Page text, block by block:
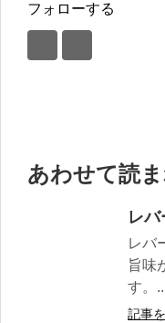
フォローする
あわせて読
レ
レバ
旨味
す。
記事